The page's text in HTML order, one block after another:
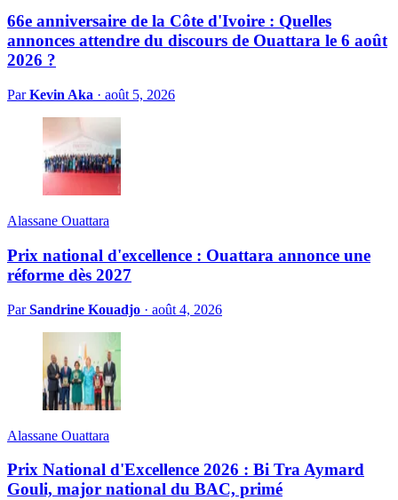
66e anniversaire de la Côte d'Ivoire : Quelles
annonces attendre du discours de Ouattara le 6 août
2026 ?
ParKevin Aka · août 5, 2026
Alassane Ouattara
Prix national d'excellence : Ouattara annonce une
réforme dès 2027
ParSandrine Kouadjo · août 4, 2026
Alassane Ouattara
Prix National d'Excellence 2026 : Bi Tra Aymard
Gouli, major national du BAC, primé